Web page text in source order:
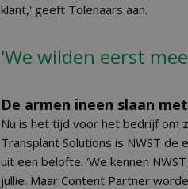
klant,' geeft Tolenaars aan.
'We wilden eerst
De armen ineen slaan
Nu is het tijd voor het bedrijf om
Transplant Solutions is NWST
uit een belofte. 'We kennen
jullie. Maar Content Partner